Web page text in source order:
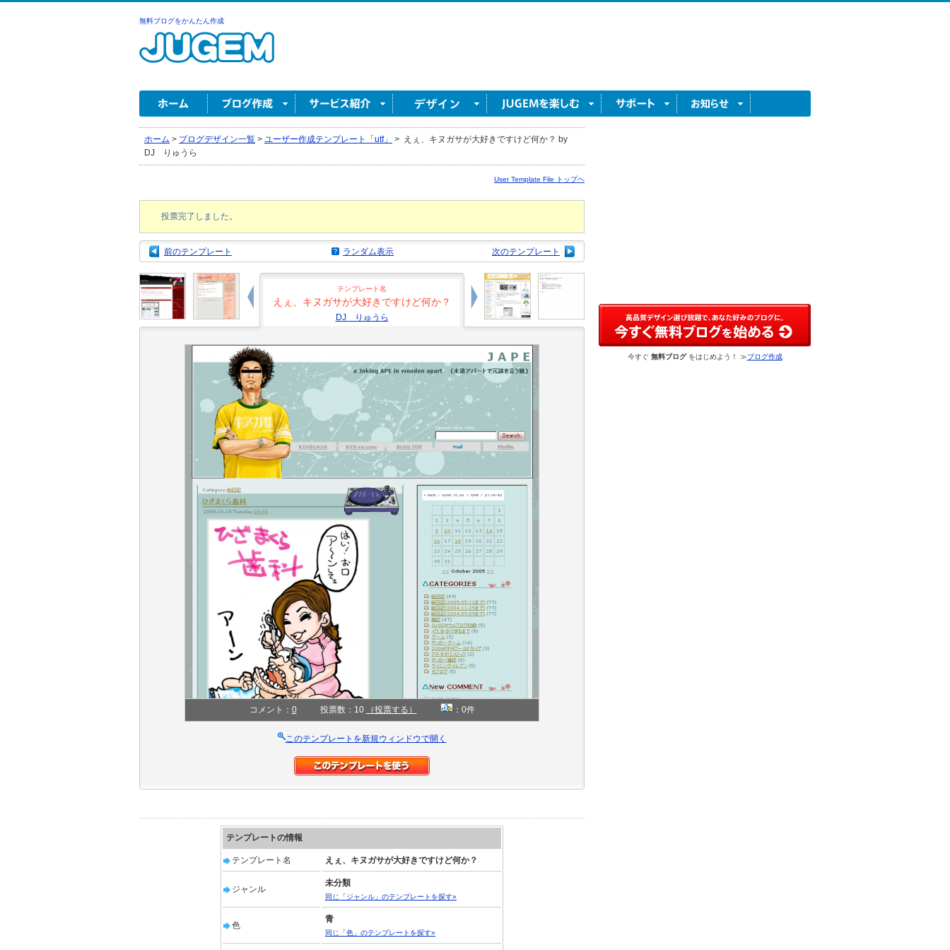
無料ブログをかんたん作成
ホーム > ブログデザイン一覧 > ユーザー作成テンプレート「utf」 > えぇ、キヌガサが大好きですけど何か？ by
DJ りゅうら
User Template File トップヘ
投票完了しました。
前のテンプレート 次のテンプレート
ランダム表示
テンプレート名
えぇ、キヌガサが大好きですけど何か？
DJ りゅうら
コメント： 0 投票数：10 （投票する） ：0件
このテンプレートを新規ウィンドウで開く
テンプレートの情報
テンプレート名 えぇ、キヌガサが大好きですけど何か？
ジャンル
未分類
同じ「ジャンル」のテンプレートを探す»
色
青
同じ「色」のテンプレートを探す»
今すぐ 無料ブログをはじめよう！ ≫ブログ作成